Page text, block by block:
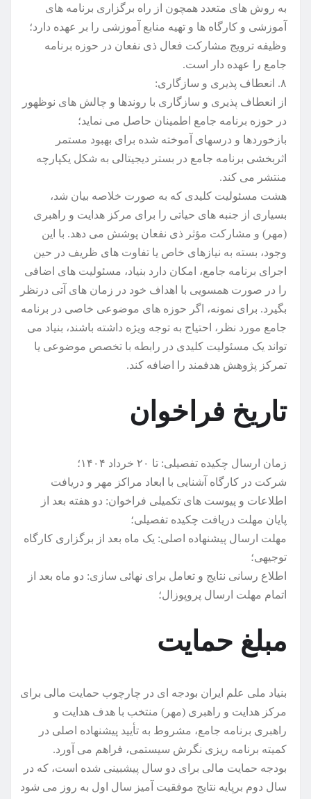
به روش های متعدد همچون از راه برگزاری برنامه های
آموزشی و کارگاه ها و تهیه منابع آموزشی را بر عهده دارد؛
وظیفه ترویج مشارکت فعال ذی نفعان در حوزه برنامه
جامع را عهده دار است.
۸. انعطاف پذیری و سازگاری:
از انعطاف پذیری و سازگاری با روندها و چالش های نوظهور
در حوزه برنامه جامع اطمینان حاصل می نماید؛
بازخوردها و درسهای آموخته شده برای بهبود مستمر
اثربخشی برنامه جامع در بستر دیجیتالی به شکل یکپارچه
منتشر می کند.
هشت مسئولیت کلیدی که به صورت خلاصه بیان شد،
بسیاری از جنبه های حیاتی را برای مرکز هدایت و راهبری
(مهر) و مشارکت مؤثر ذی نفعان پوشش می دهد. با این
وجود، بسته به نیازهای خاص یا تفاوت های ظریف در حین
اجرای برنامه جامع، امکان دارد بنیاد، مسئولیت های اضافی
را در صورت همسویی با اهداف خود در زمان های آتی درنظر
بگیرد. برای نمونه، اگر حوزه های موضوعی خاصی در برنامه
جامع مورد نظر، احتیاج به توجه ویژه داشته باشند، بنیاد می
تواند یک مسئولیت کلیدی در رابطه با تخصص موضوعی یا
تمرکز پژوهش هدفمند را اضافه کند.
تاریخ فراخوان
زمان ارسال چکیده تفصیلی: تا ۲۰ خرداد ۱۴۰۴؛
شرکت در کارگاه آشنایی با ابعاد مراکز مهر و دریافت
اطلاعات و پیوست های تکمیلی فراخوان: دو هفته بعد از
پایان مهلت دریافت چکیده تفصیلی؛
مهلت ارسال پیشنهاده اصلی: یک ماه بعد از برگزاری کارگاه
توجیهی؛
اطلاع رسانی نتایج و تعامل برای نهائی سازی: دو ماه بعد از
اتمام مهلت ارسال پروپوزال؛
مبلغ حمایت
بنیاد ملی علم ایران بودجه ای در چارچوب حمایت مالی برای
مرکز هدایت و راهبری (مهر) منتخب با هدف هدایت و
راهبری برنامه جامع، مشروط به تأیید پیشنهاده اصلی در
کمیته برنامه ریزی نگرش سیستمی، فراهم می آورد.
بودجه حمایت مالی برای دو سال پیشبینی شده است، که در
سال دوم برپایه نتایج موفقیت آمیز سال اول به روز می شود